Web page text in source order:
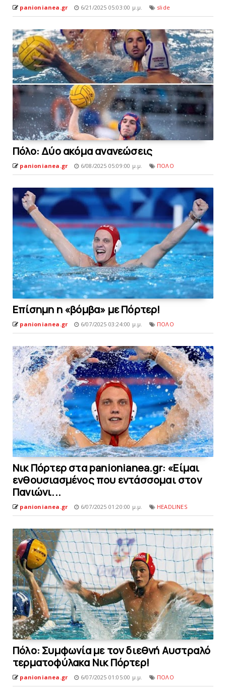
panionianea.gr 6/21/2025 05:03:00 μ.μ. slide
Πόλο: Δύo ακόμα ανανεώσεις
panionianea.gr 6/08/2025 05:09:00 μ.μ. ΠΟΛΟ
Επίσημη η «βόμβα» με Πόρτερ!
panionianea.gr 6/07/2025 03:24:00 μ.μ. ΠΟΛΟ
Νικ Πόρτερ στα panionianea.gr: «Είμαι
ενθουσιασμένος που εντάσσομαι στον
Πανιώνι...
panionianea.gr 6/07/2025 01:20:00 μ.μ. HEADLINES
Πόλo: Συμφωνία με τον διεθνή Aυστραλό
τερματοφύλακα Νικ Πόρτερ!
panionianea.gr 6/07/2025 01:05:00 μ.μ. ΠΟΛΟ